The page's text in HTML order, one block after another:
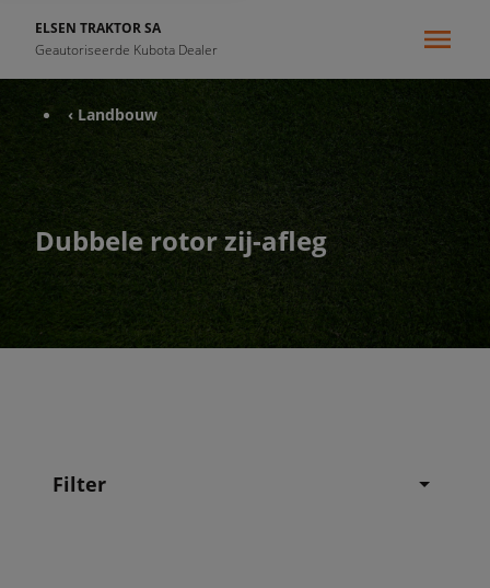
ELSEN TRAKTOR SA
Geautoriseerde Kubota Dealer
‹ Landbouw
Dubbele rotor zij-afleg
Filter